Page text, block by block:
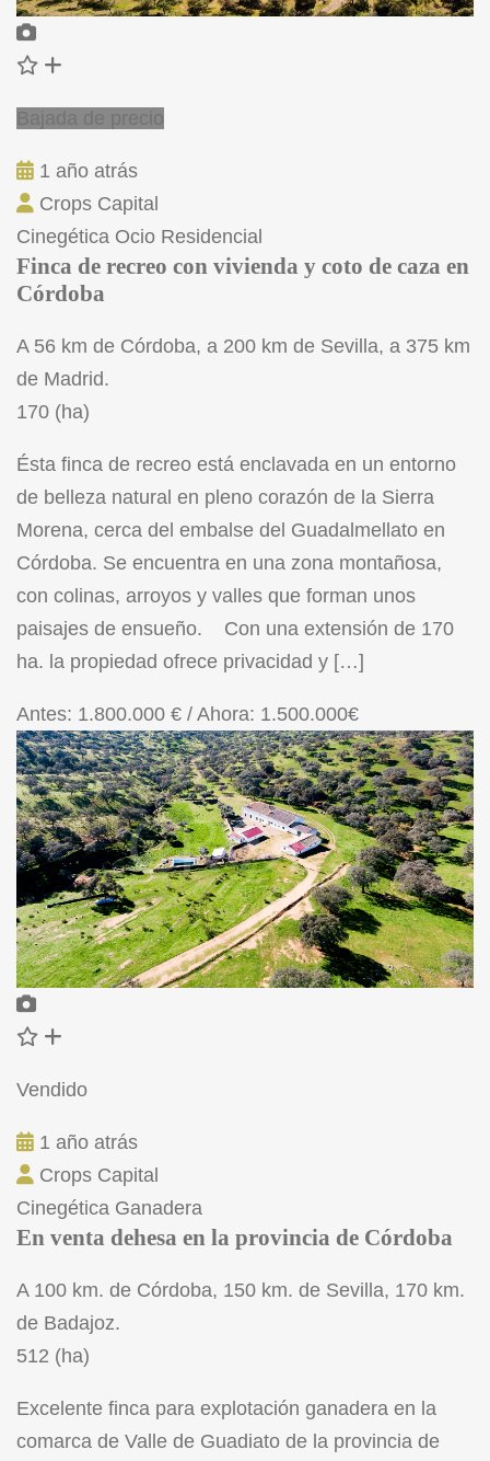
1 año atrás
Crops Capital
Cinegética Ocio Residencial
Finca de recreo con vivienda y coto de caza en
Córdoba
A 56 km de Córdoba, a 200 km de Sevilla, a 375 km
de Madrid.
170 (ha)
Ésta finca de recreo está enclavada en un entorno
de belleza natural en pleno corazón de la Sierra
Morena, cerca del embalse del Guadalmellato en
Córdoba. Se encuentra en una zona montañosa,
con colinas, arroyos y valles que forman unos
paisajes de ensueño. Con una extensión de 170
ha. la propiedad ofrece privacidad y […]
Antes: 1.800.000 € / Ahora: 1.500.000€
Vendido
1 año atrás
Crops Capital
Cinegética Ganadera
En venta dehesa en la provincia de Córdoba
A 100 km. de Córdoba, 150 km. de Sevilla, 170 km.
de Badajoz.
512 (ha)
Excelente finca para explotación ganadera en la
comarca de Valle de Guadiato de la provincia de